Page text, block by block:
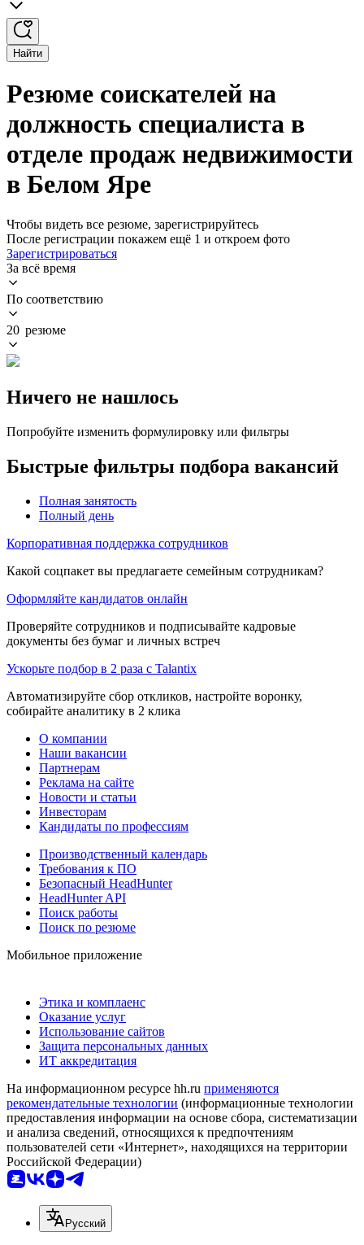
Найти
Резюме соискателей на
должность специалиста в
отделе продаж недвижимости
в Белом Яре
Чтобы видеть все резюме, зарегистрируйтесь
После регистрации покажем ещё 1 и откроем фото
Зарегистрироваться
За всё время
По соответствию
20 резюме
Ничего не нашлось
Попробуйте изменить формулировку или фильтры
Быстрые фильтры подбора вакансий
Полная занятость
Полный день
Корпоративная поддержка сотрудников
Какой соцпакет вы предлагаете семейным сотрудникам?
Оформляйте кандидатов онлайн
Проверяйте сотрудников и подписывайте кадровые
документы без бумаг и личных встреч
Ускорьте подбор в 2 раза с Talantix
Автоматизируйте сбор откликов, настройте воронку,
собирайте аналитику в 2 клика
О компании
Наши вакансии
Партнерам
Реклама на сайте
Новости и статьи
Инвесторам
Кандидаты по профессиям
Производственный календарь
Требования к ПО
Безопасный HeadHunter
HeadHunter API
Поиск работы
Поиск по резюме
Мобильное приложение
Этика и комплаенс
Оказание услуг
Использование сайтов
Защита персональных данных
ИТ аккредитация
На информационном ресурсе hh.ru применяются
рекомендательные технологии (информационные технологии
предоставления информации на основе сбора, систематизации
и анализа сведений, относящихся к предпочтениям
пользователей сети «Интернет», находящихся на территории
Российской Федерации)
Русский